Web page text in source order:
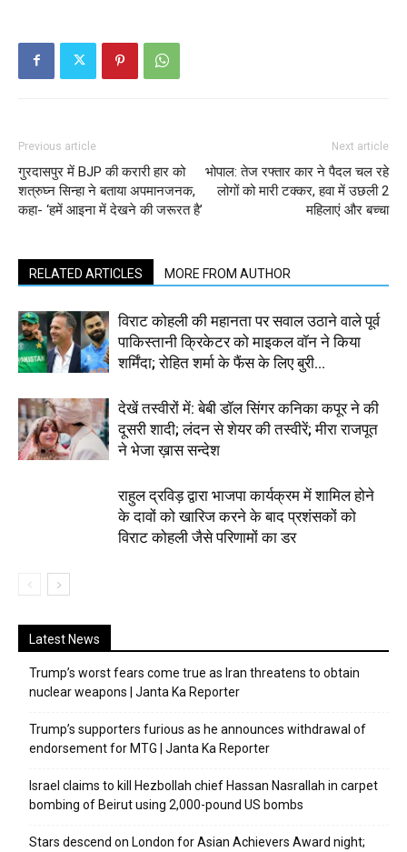
Previous article
गुरदासपुर में BJP की करारी हार को
शत्रुघ्न सिन्हा ने बताया अपमानजनक,
कहा- ‘हमें आइना में देखने की जरूरत है’
Next article
भोपाल: तेज रफ्तार कार ने पैदल चल रहे
लोगों को मारी टक्कर, हवा में उछली 2
महिलाएं और बच्चा
RELATED ARTICLES MORE FROM AUTHOR
विराट कोहली की महानता पर सवाल उठाने वाले पूर्व
पाकिस्तानी क्रिकेटर को माइकल वॉन ने किया
शर्मिंदा; रोहित शर्मा के फैंस के लिए बुरी...
देखें तस्वीरों में: बेबी डॉल सिंगर कनिका कपूर ने की
दूसरी शादी; लंदन से शेयर की तस्वीरें; मीरा राजपूत
ने भेजा ख़ास सन्देश
राहुल द्रविड़ द्वारा भाजपा कार्यक्रम में शामिल होने
के दावों को खारिज करने के बाद प्रशंसकों को
विराट कोहली जैसे परिणामों का डर
Latest News
Trump’s worst fears come true as Iran threatens to obtain
nuclear weapons | Janta Ka Reporter
Trump’s supporters furious as he announces withdrawal of
endorsement for MTG | Janta Ka Reporter
Israel claims to kill Hezbollah chief Hassan Nasrallah in carpet
bombing of Beirut using 2,000-pound US bombs
Stars descend on London for Asian Achievers Award night;